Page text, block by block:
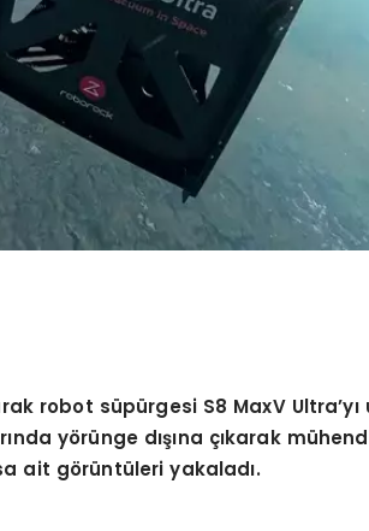
robot süpürgesi S8 MaxV Ultra’yı
yörünge dışına çıkarak
ait görüntüleri yakaladı.